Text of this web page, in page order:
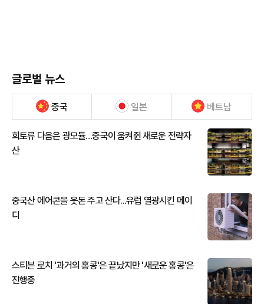
글로벌 뉴스
중국 일본 베트남
희토류 다음은 광모듈…중국이 움켜쥔 새로운 전략자
산
중국산 에어콘을 웃돈 주고 산다...유럽 열광시킨 메이
디
스티븐 로치 '과거의 홍콩'은 끝났지만 '새로운 홍콩'은
진행중